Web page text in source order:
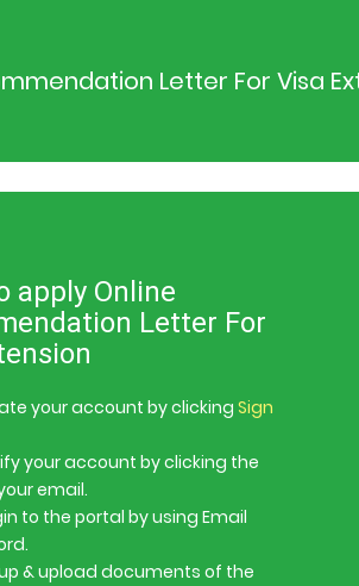
Letter For Visa
apply Online
Letter For
your account by clicking Sign
your account by clicking the
email.
to the portal by using Email
up & upload documents of the